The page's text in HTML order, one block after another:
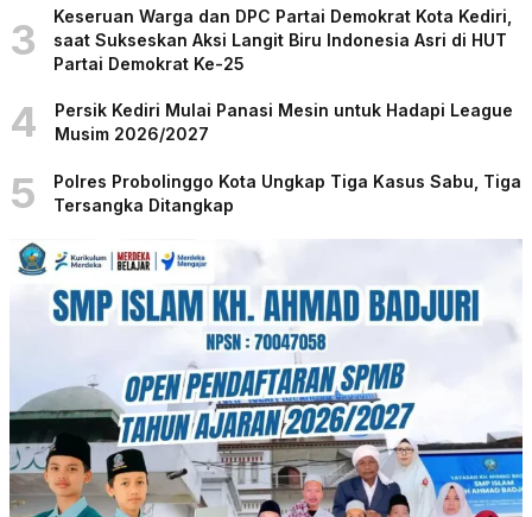
3
Keseruan Warga dan DPC Partai Demokrat Kota Kediri,
saat Sukseskan Aksi Langit Biru Indonesia Asri di HUT
Partai Demokrat Ke-25
4
Persik Kediri Mulai Panasi Mesin untuk Hadapi League
Musim 2026/2027
5
Polres Probolinggo Kota Ungkap Tiga Kasus Sabu, Tiga
Tersangka Ditangkap